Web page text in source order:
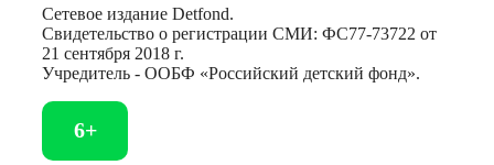
Сетевое издание Detfond.
Свидетельство о регистрации СМИ: ФС77-73722 от
21 сентября 2018 г.
Учредитель - ООБФ «Российский детский фонд».
6+